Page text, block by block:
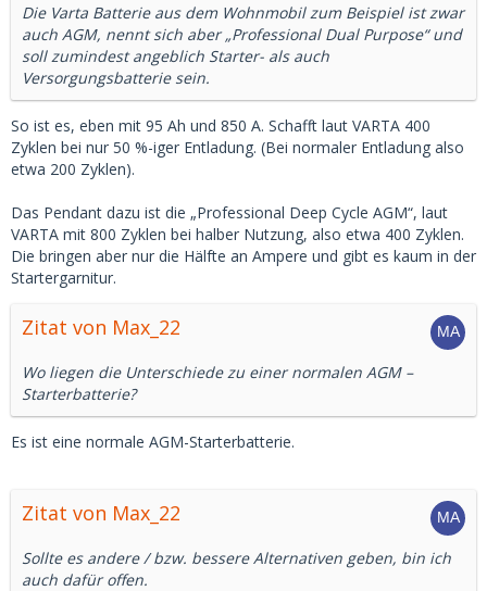
Die Varta Batterie aus dem Wohnmobil zum Beispiel ist zwar
auch AGM, nennt sich aber „Professional Dual Purpose“ und
soll zumindest angeblich Starter- als auch
Versorgungsbatterie sein.
So ist es, eben mit 95 Ah und 850 A. Schafft laut VARTA 400
Zyklen bei nur 50 %-iger Entladung. (Bei normaler Entladung also
etwa 200 Zyklen).
Das Pendant dazu ist die „Professional Deep Cycle AGM“, laut
VARTA mit 800 Zyklen bei halber Nutzung, also etwa 400 Zyklen.
Die bringen aber nur die Hälfte an Ampere und gibt es kaum in der
Startergarnitur.
Zitat von Max_22
Wo liegen die Unterschiede zu einer normalen AGM –
Starterbatterie?
Es ist eine normale AGM-Starterbatterie.
Zitat von Max_22
Sollte es andere / bzw. bessere Alternativen geben, bin ich
auch dafür offen.